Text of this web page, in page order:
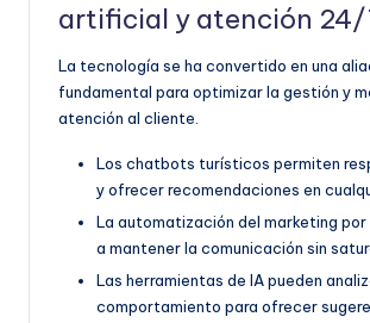
artificial y atención
La tecnología se ha convertido en una
fundamental para optimizar la gestión y
atención al cliente.
Los chatbots turísticos permiten
y ofrecer recomendaciones en
La automatización del marketing por
a mantener la comunicación sin
Las herramientas de IA pueden
comportamiento para ofrecer